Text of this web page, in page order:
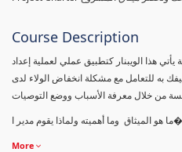
Course Description
هذا الويبنار كتطبيق عملي لعملية إعداد
به للتعامل مع مشكلة انخفاض الولاء لدى
من خلال معرفة الأسباب ووضع التوصيات
ما هو الميثاق وما أهميته ولماذا يقوم مدير ا�
More